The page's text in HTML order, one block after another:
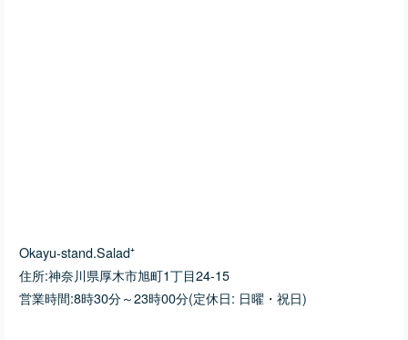
Okayu-stand.Salad⁺
住所:神奈川県厚木市旭町1丁目24-15
営業時間:8時30分～23時00分(定休日: 日曜・祝日)